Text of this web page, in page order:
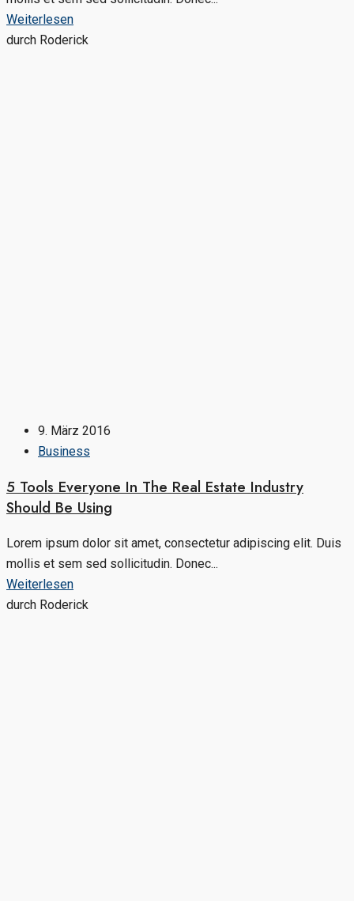
Weiterlesen
durch Roderick
9. März 2016
Business
5 Tools Everyone In The Real Estate Industry
Should Be Using
Lorem ipsum dolor sit amet, consectetur adipiscing elit. Duis
mollis et sem sed sollicitudin. Donec...
Weiterlesen
durch Roderick